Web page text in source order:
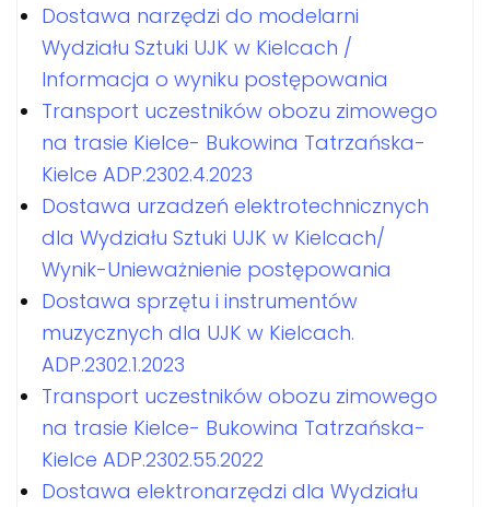
Dostawa narzędzi do modelarni
Wydziału Sztuki UJK w Kielcach /
Informacja o wyniku postępowania
Transport uczestników obozu zimowego
na trasie Kielce- Bukowina Tatrzańska-
Kielce ADP.2302.4.2023
Dostawa urzadzeń elektrotechnicznych
dla Wydziału Sztuki UJK w Kielcach/
Wynik-Unieważnienie postępowania
Dostawa sprzętu i instrumentów
muzycznych dla UJK w Kielcach.
ADP.2302.1.2023
Transport uczestników obozu zimowego
na trasie Kielce- Bukowina Tatrzańska-
Kielce ADP.2302.55.2022
Dostawa elektronarzędzi dla Wydziału